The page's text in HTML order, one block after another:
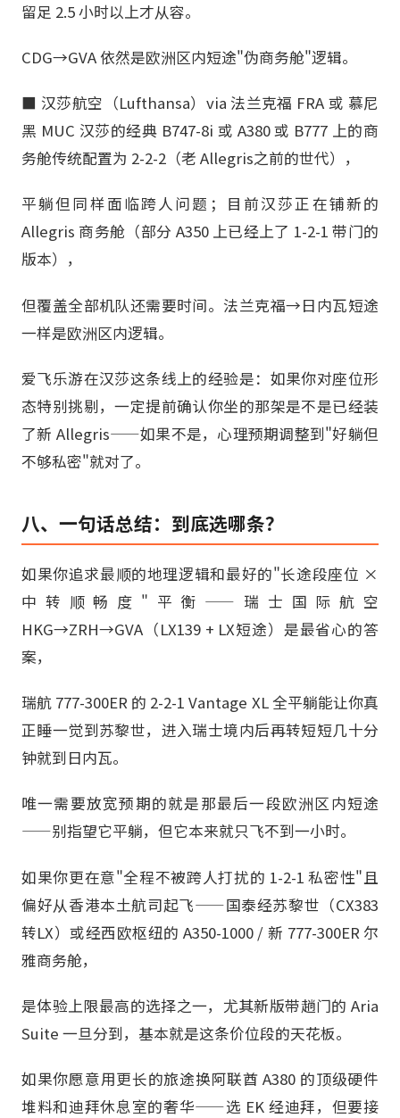
留足 2.5 小时以上才从容。
CDG→GVA 依然是欧洲区内短途"伪商务舱"逻辑。
■ 汉莎航空（Lufthansa）via 法兰克福 FRA 或 慕尼
黑 MUC 汉莎的经典 B747-8i 或 A380 或 B777 上的商
务舱传统配置为 2-2-2（老 Allegris之前的世代），
平躺但同样面临跨人问题；目前汉莎正在铺新的
Allegris 商务舱（部分 A350 上已经上了 1-2-1 带门的
版本），
但覆盖全部机队还需要时间。法兰克福→日内瓦短途
一样是欧洲区内逻辑。
爱飞乐游在汉莎这条线上的经验是：如果你对座位形
态特别挑剔，一定提前确认你坐的那架是不是已经装
了新 Allegris——如果不是，心理预期调整到"好躺但
不够私密"就对了。
八、一句话总结：到底选哪条？
如果你追求最顺的地理逻辑和最好的"长途段座位 ×
中转顺畅度"平衡——瑞士国际航空
HKG→ZRH→GVA（LX139 + LX短途）是最省心的答
案，
瑞航 777-300ER 的 2-2-1 Vantage XL 全平躺能让你真
正睡一觉到苏黎世，进入瑞士境内后再转短短几十分
钟就到日内瓦。
唯一需要放宽预期的就是那最后一段欧洲区内短途
——别指望它平躺，但它本来就只飞不到一小时。
如果你更在意"全程不被跨人打扰的 1-2-1 私密性"且
偏好从香港本土航司起飞——国泰经苏黎世（CX383
转LX）或经西欧枢纽的 A350-1000 / 新 777-300ER 尔
雅商务舱，
是体验上限最高的选择之一，尤其新版带趟门的 Aria
Suite 一旦分到，基本就是这条价位段的天花板。
如果你愿意用更长的旅途换阿联酋 A380 的顶级硬件
堆料和迪拜休息室的奢华——选 EK 经迪拜，但要接